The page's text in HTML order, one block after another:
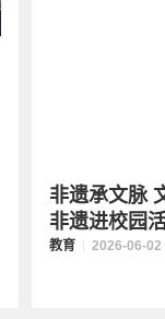
非遗承文脉
非遗进校园
教育 2026-06-02